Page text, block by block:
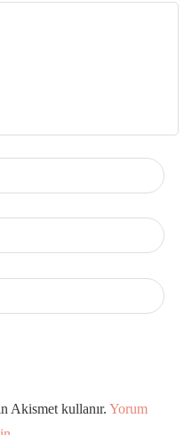
Akismet kullanır. Yorum